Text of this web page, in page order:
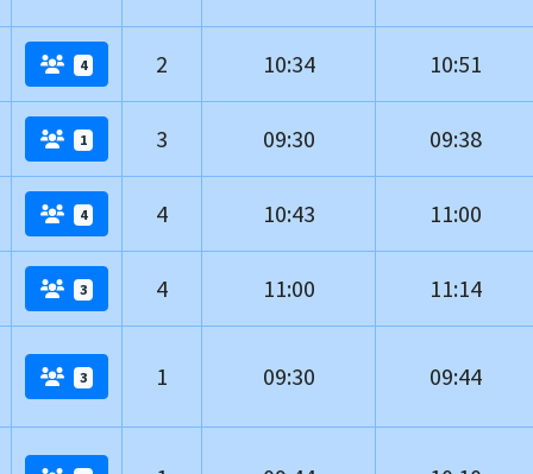
4 2 10:34 10:51
1 3 09:30 09:38
4 4 10:43 11:00
3 4 11:00 11:14
3 1 09:30 09:44